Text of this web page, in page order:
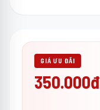
GIÁ ƯU ĐÃI
350.000đ